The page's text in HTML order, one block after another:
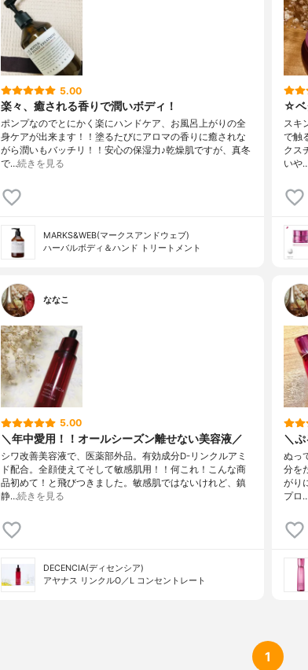
5.00
楽々、癒される香りで潤いボディ！
ポンプなのでとにかく楽にハンドケア、お風呂上がりの全
身ケアが出来ます！！塗るたびにアロマの香りに癒されな
がら潤いもバッチリ！！安心の保湿力♪乾燥肌ですが、真冬
で…続きを見る
MARKS&WEB(マークスアンドウェブ)
ハーバルボディ＆ハンド トリートメント
☆ベ
スキ
で触
クス
いや
ななこ
5.00
＼年中愛用！！オールシーズン離せない美容液／
シワ改善美容液で、医薬部外品。有効成分D-リンクルアミ
ド配合。全顔使えてそして敏感肌用！！何これ！こんな商
品初めて！と飛びつきました。敏感肌ではないけれど、鎮
静…続きを見る
DECENCIA(ディセンシア)
アヤナス リンクルO／L コンセントレート
＼
ぬっ
分を
がり
プロ…
1